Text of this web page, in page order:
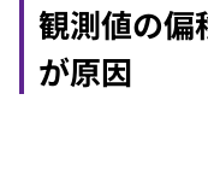
観測値の偏
が原因